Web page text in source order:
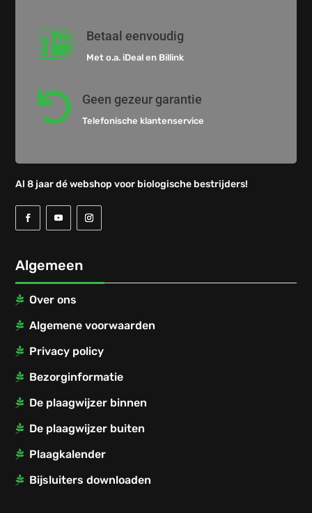
 Betaal eenvoudig
Met o.a. iDeal en Billink
 Geen gezeur garantie
Telefonische klantenservice
Al 8 jaar dé webshop voor biologische bestrijders!
Algemeen
Over ons
Algemene voorwaarden
Privacy policy
Bezorginformatie
De plaagwijzer binnen
De plaagwijzer buiten
Plaagkalender
Bijsluiters downloaden